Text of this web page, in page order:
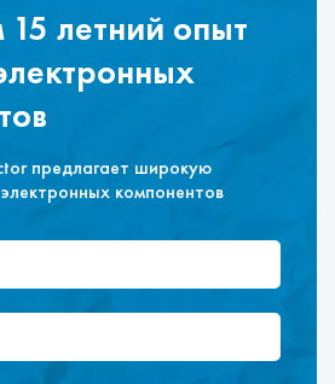
летний опыт
предлагает широкую
компонентов